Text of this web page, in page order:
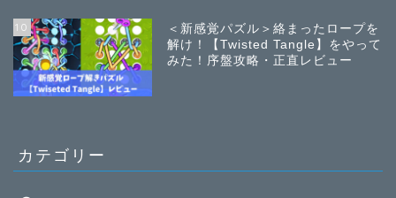
10
＜新感覚パズル＞絡まったロープを
解け！【Twisted Tangle】をやって
みた！序盤攻略・正直レビュー
カテゴリー